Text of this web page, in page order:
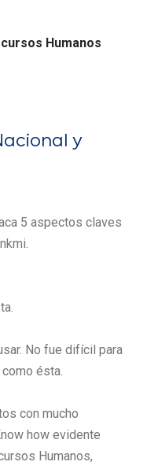
Humanos
y
5 aspectos claves
No fue difícil para
ésta.
con mucho
how evidente
Humanos,